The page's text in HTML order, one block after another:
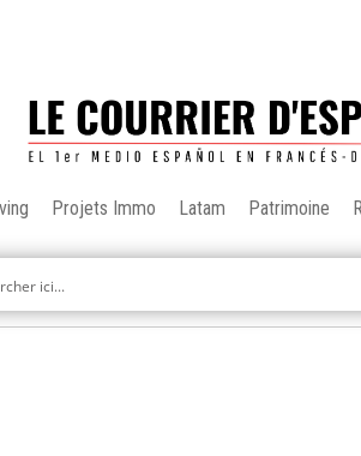
Projets Immo Latam Patrimoine